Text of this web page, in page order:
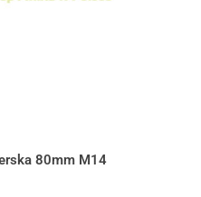
80mm M14